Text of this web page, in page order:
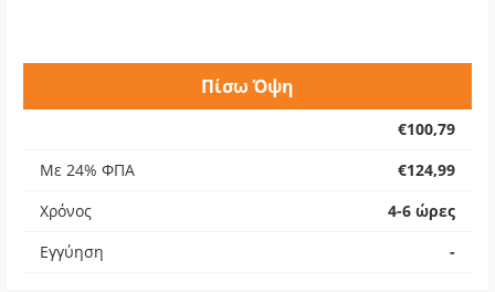
Πίσω Όψη
€100,79
Με 24% ΦΠΑ
€124,99
Χρόνος
4-6 ώρες
Εγγύηση
-